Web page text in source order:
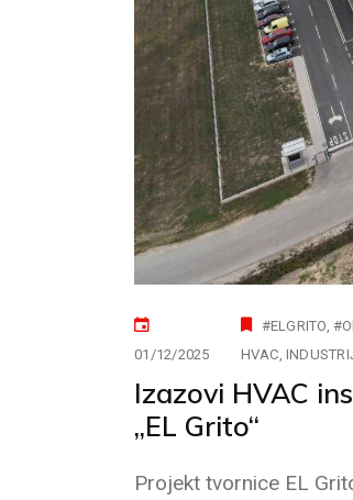
01/12/2025
#ELGRITO
HVAC
Izazovi HVAC
„EL Grito“
Projekt tvornice EL